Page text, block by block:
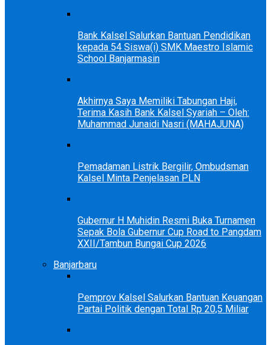
Bank Kalsel Salurkan Bantuan Pendidikan
kepada 54 Siswa(i) SMK Maestro Islamic
School Banjarmasin
Akhirnya Saya Memiliki Tabungan Haji,
Terima Kasih Bank Kalsel Syariah – Oleh:
Muhammad Junaidi Nasri (MAHAJUNA)
Pemadaman Listrik Bergilir, Ombudsman
Kalsel Minta Penjelasan PLN
Gubernur H Muhidin Resmi Buka Turnamen
Sepak Bola Gubernur Cup Road to Pangdam
XXII/Tambun Bungai Cup 2026
Banjarbaru
Pemprov Kalsel Salurkan Bantuan Keuangan
Partai Politik dengan Total Rp 20,5 Miliar